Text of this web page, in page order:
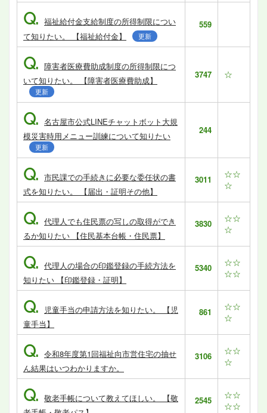
Q. 福祉給付金支給制度の所得制限につい
て知りたい。 【福祉給付金】
更新
559
Q. 障害者医療費助成制度の所得制限につ
いて知りたい。 【障害者医療費助成】
更新
3747 ☆
Q. 名古屋市公式LINEチャットボット大規
模災害時用メニュー訓練について知りたい
更新
244
Q. 市民課での手続きに必要な委任状の書
式を知りたい。 【届出・証明その他】
3011
☆☆
☆
Q. 代理人でも住民票の写しの取得ができ
るか知りたい 【住民基本台帳・住民票】
3830
☆☆
☆
Q. 代理人の場合の印鑑登録の手続方法を
知りたい 【印鑑登録・証明】
5340
☆☆
☆☆
Q.
児童手当の申請方法を知りたい。 【児
童手当】
861
☆☆
☆
Q. 令和8年度第1回福祉向市営住宅の抽せ
ん結果はいつわかりますか。
3106
☆☆
☆
Q. 敬老手帳について教えてほしい。 【敬
2545
☆☆
☆☆